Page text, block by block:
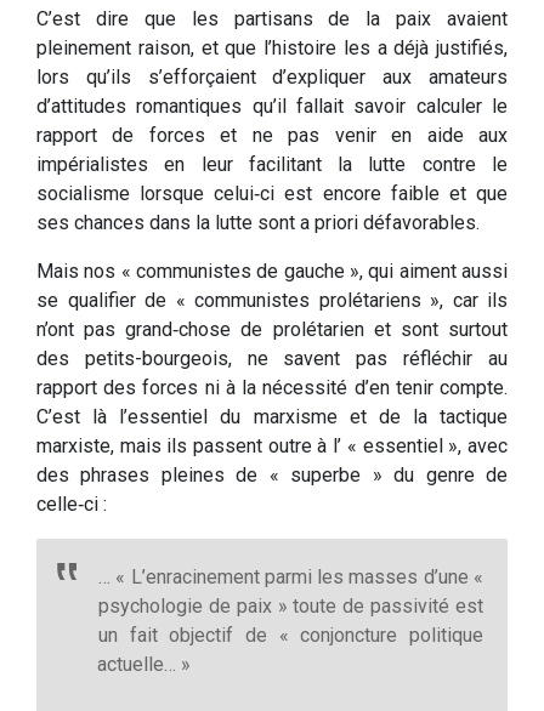
C’est dire que les partisans de la paix avaient
pleinement raison, et que l’histoire les a déjà justifiés,
lors qu’ils s’efforçaient d’expliquer aux amateurs
d’attitudes romantiques qu’il fallait savoir calculer le
rapport de forces et ne pas venir en aide aux
impérialistes en leur facilitant la lutte contre le
socialisme lorsque celui‑ci est encore faible et que
ses chances dans la lutte sont a priori défavorables.
Mais nos « communistes de gauche », qui aiment aussi
se qualifier de « communistes prolétariens », car ils
n’ont pas grand‑chose de prolétarien et sont surtout
des petits-bourgeois, ne savent pas réfléchir au
rapport des forces ni à la nécessité d’en tenir compte.
C’est là l’essentiel du marxisme et de la tactique
marxiste, mais ils passent outre à l’ « essentiel », avec
des phrases pleines de « superbe » du genre de
celle‑ci :
… « L’enracinement parmi les masses d’une «
psychologie de paix » toute de passivité est
un fait objectif de « conjoncture politique
actuelle… »